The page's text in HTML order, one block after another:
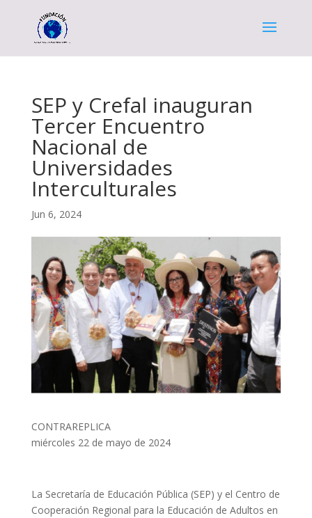
SEP y Crefal inauguran
Tercer Encuentro
Nacional de
Universidades
Interculturales
Jun 6, 2024
CONTRAREPLICA
miércoles 22 de mayo de 2024
La Secretaría de Educación Pública (SEP) y el Centro de
Cooperación Regional para la Educación de Adultos en